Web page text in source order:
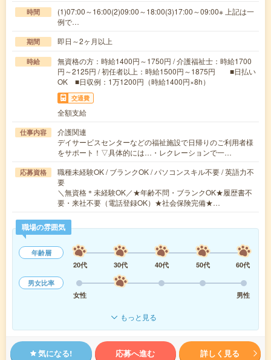
時間
(1)07:00～16:00(2)09:00～18:00(3)17:00～09:00※ 上記は一
例で…
期間 即日～2ヶ月以上
時給
無資格の方：時給1400円～1750円 / 介護福祉士：時給1700
円～2125円 / 初任者以上：時給1500円～1875円 ■日払い
OK ■日収例：1万1200円（時給1400円×8h）
交通費
全額支給
仕事内容
介護関連
デイサービスセンターなどの福祉施設で日帰りのご利用者様
をサポート！▽具体的には…・レクレーションで一…
応募資格
職種未経験OK / ブランクOK / パソコンスキル不要 / 英語力不
要
＼無資格＊未経験OK／★年齢不問・ブランクOK★履歴書不
要・来社不要（電話登録OK）★社会保険完備★…
職場の雰囲気
年齢層
20代
30代 40代 50代
60代
男女比率
女性
男性
もっと見る
気になる! 応募へ進む 詳しく見る